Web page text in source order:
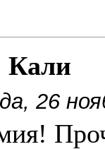
Кали
26